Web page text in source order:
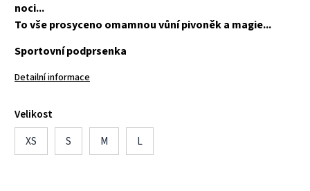
noci...
To vše prosyceno omamnou vůní pivoněk a magie...
Sportovní podprsenka
Detailní informace
Velikost
XS
S M L